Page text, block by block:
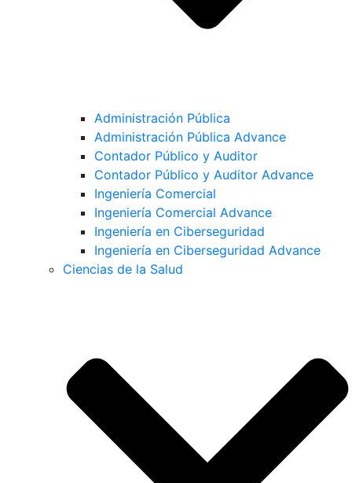
Administración Pública
Administración Pública Advance
Contador Público y Auditor
Contador Público y Auditor Advance
Ingeniería Comercial
Ingeniería Comercial Advance
Ingeniería en Ciberseguridad
Ingeniería en Ciberseguridad Advance
Ciencias de la Salud